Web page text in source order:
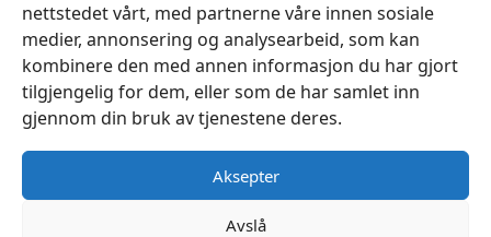
nettstedet vårt, med partnerne våre innen sosiale
medier, annonsering og analysearbeid, som kan
kombinere den med annen informasjon du har gjort
tilgjengelig for dem, eller som de har samlet inn
gjennom din bruk av tjenestene deres.
Aksepter
Avslå
Meld deg inn gratis
Gi et gavekort